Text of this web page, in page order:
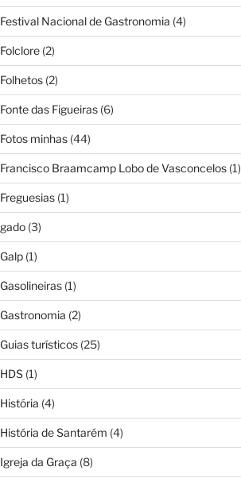
Festival Nacional de Gastronomia (4)
Folclore(2)
Folhetos(2)
Fonte das Figueiras(6)
Fotos minhas(44)
Francisco Braamcamp Lobo de Vasconcelos(1)
Freguesias(1)
gado(3)
Galp(1)
Gasolineiras(1)
Gastronomia (2)
Guias turísticos(25)
HDS(1)
História (4)
História de Santarém (4)
Igreja da Graça (8)